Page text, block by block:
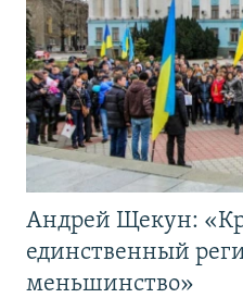
Андрей Щекун:
единственный
меньшинство»